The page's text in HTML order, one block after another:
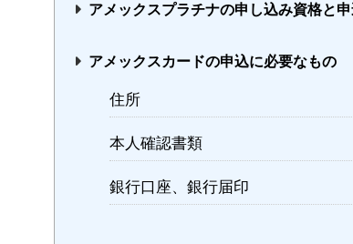
アメックスプラチナの申し込み資格と
アメックスカードの申込に必要なもの
住所
本人確認書類
銀行口座、銀行届印